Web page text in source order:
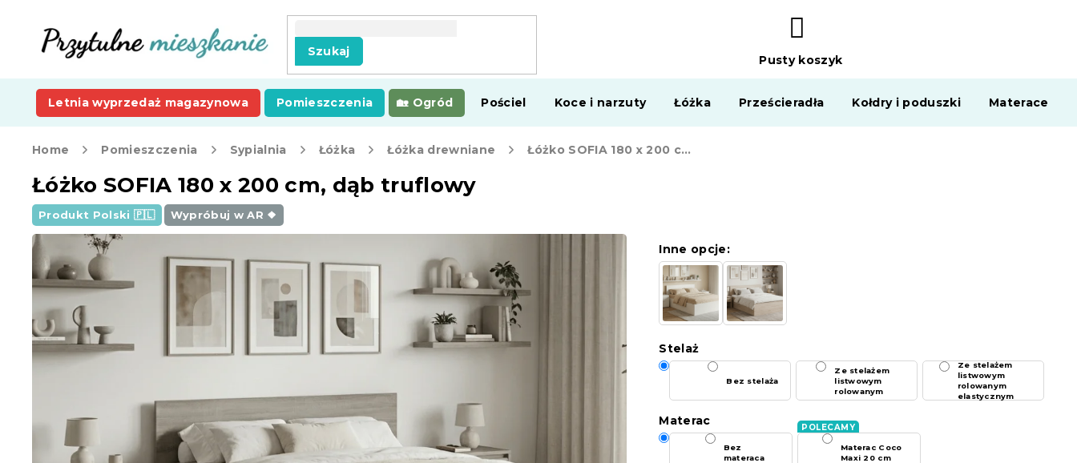
Szukaj
KOSZYK
Pusty koszyk
Letnia wyprzedaż magazynowa Pomieszczenia Ogród Pościel Koce i narzuty Łóżka Prześcieradła Kołdry i poduszki Materace
Home Pomieszczenia Sypialnia Łóżka Łóżka drewniane Łóżko SOFIA 180 x 200 cm, dąb truflowy
Łóżko SOFIA 180 x 200 cm, dąb truflowy
Produkt Polski 🇵🇱 Wypróbuj w AR ❖
Inne opcje:
Stelaż
Bez stelaża
Ze stelażem
listwowym
rolowanym
Ze stelażem
listwowym
rolowanym
elastycznym
Materac
Bez
materaca
Materac Coco
Maxi 20 cm